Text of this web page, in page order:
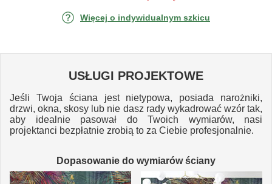
Więcej o indywidualnym szkicu
USŁUGI PROJEKTOWE
Jeśli Twoja ściana jest nietypowa, posiada narożniki,
drzwi, okna, skosy lub nie dasz rady wykadrować wzór tak,
aby idealnie pasował do Twoich wymiarów, nasi
projektanci bezpłatnie zrobią to za Ciebie profesjonalnie.
Dopasowanie do wymiarów ściany